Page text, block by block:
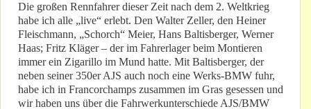
Die großen Rennfahrer dieser Zeit nach dem 2. Weltkrieg
habe ich alle „live“ erlebt. Den Walter Zeller, den Heiner
Fleischmann, „Schorch“ Meier, Hans Baltisberger, Werner
Haas; Fritz Kläger – der im Fahrerlager beim Montieren
immer ein Zigarillo im Mund hatte. Mit Baltisberger, der
neben seiner 350er AJS auch noch eine Werks-BMW fuhr,
habe ich in Francorchamps zusammen im Gras gesessen und
wir haben uns über die Fahrwerkunterschiede AJS/BMW